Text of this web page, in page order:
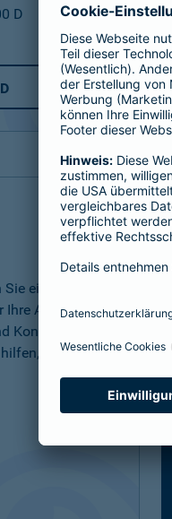
D
einen
Ihre Augen inkl.
Kontaktlinsen,
Vorsorge